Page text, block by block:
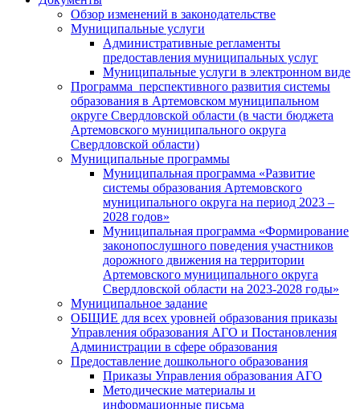
Обзор изменений в законодательстве
Муниципальные услуги
Административные регламенты
предоставления муниципальных услуг
Муниципальные услуги в электронном виде
Программа перспективного развития системы
образования в Артемовском муниципальном
округе Свердловской области (в части бюджета
Артемовского муниципального округа
Свердловской области)
Муниципальные программы
Муниципальная программа «Развитие
системы образования Артемовского
муниципального округа на период 2023 –
2028 годов»
Муниципальная программа «Формирование
законопослушного поведения участников
дорожного движения на территории
Артемовского муниципального округа
Свердловской области на 2023-2028 годы»
Муниципальное задание
ОБЩИЕ для всех уровней образования приказы
Управления образования АГО и Постановления
Администрации в сфере образования
Предоставление дошкольного образования
Приказы Управления образования АГО
Методические материалы и
информационные письма